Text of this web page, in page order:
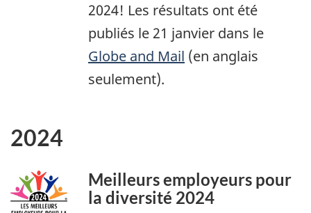
2024! Les résultats ont été
publiés le 21 janvier dans le
Globe and Mail (en anglais
seulement).
2024
Meilleurs employeurs pour
la diversité 2024